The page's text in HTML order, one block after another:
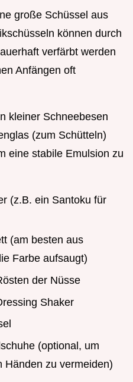
große Schüssel aus
können durch
verfärbt werden
Anfängen oft
kleiner Schneebesen
(zum Schütteln)
eine stabile Emulsion zu
(z.B. ein Santoku für
(am besten aus
Farbe aufsaugt)
der Nüsse
Shaker
(optional, um
Händen zu vermeiden)